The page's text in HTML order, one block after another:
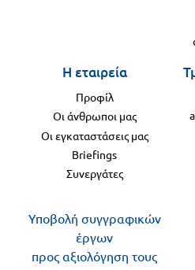
Η εταιρεία
Προφίλ
Οι άνθρωποι μας
Οι εγκαταστάσεις μας
Briefings
Συνεργάτες
Υποβολή συγγραφικών
έργων
προς αξιολόγηση τους